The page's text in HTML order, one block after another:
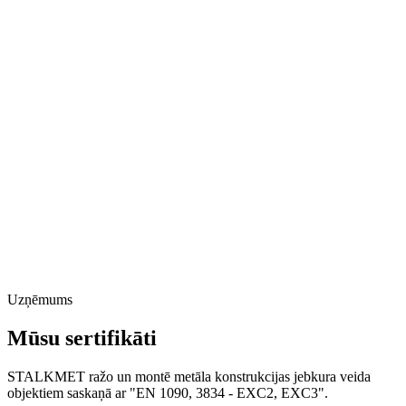
Uzņēmums
Mūsu sertifikāti
STALKMET ražo un montē metāla konstrukcijas jebkura veida
objektiem saskaņā ar "EN 1090, 3834 - EXC2, EXC3".